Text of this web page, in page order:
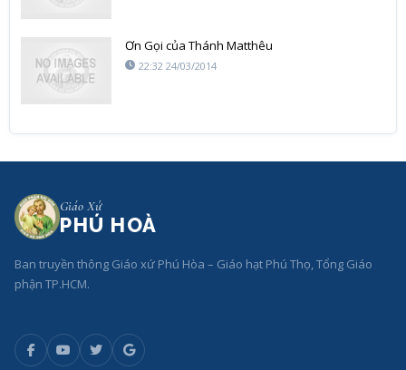
Ơn Gọi của Thánh Matthêu
22:32 24/03/2014
Giáo Xứ
PHÚ HOÀ
Ban truyền thông Giáo xứ Phú Hòa – Giáo hạt Phú Thọ, Tổng Giáo
phận TP.HCM.